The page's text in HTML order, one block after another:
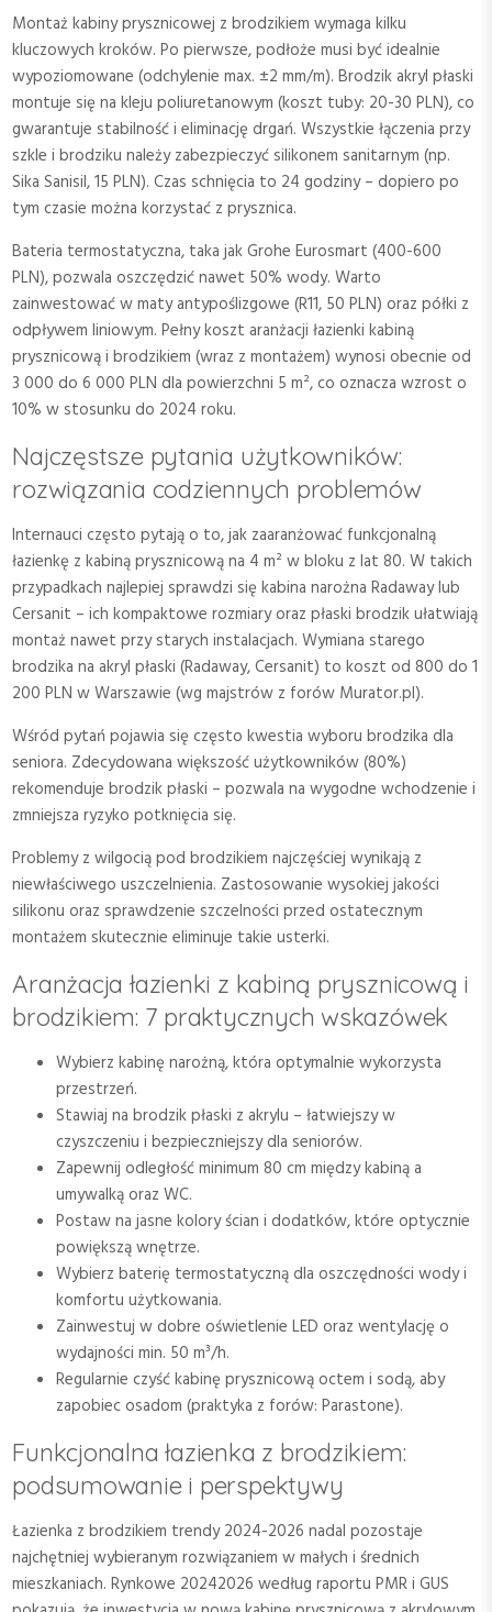
Montaż kabiny prysznicowej z brodzikiem wymaga kilku
kluczowych kroków. Po pierwsze, podłoże musi być idealnie
wypoziomowane (odchylenie max. ±2 mm/m). Brodzik akryl płaski
montuje się na kleju poliuretanowym (koszt tuby: 20-30 PLN), co
gwarantuje stabilność i eliminację drgań. Wszystkie łączenia przy
szkle i brodziku należy zabezpieczyć silikonem sanitarnym (np.
Sika Sanisil, 15 PLN). Czas schnięcia to 24 godziny – dopiero po
tym czasie można korzystać z prysznica.
Bateria termostatyczna, taka jak Grohe Eurosmart (400-600
PLN), pozwala oszczędzić nawet 50% wody. Warto
zainwestować w maty antypoślizgowe (R11, 50 PLN) oraz półki z
odpływem liniowym. Pełny koszt aranżacji łazienki kabiną
prysznicową i brodzikiem (wraz z montażem) wynosi obecnie od
3 000 do 6 000 PLN dla powierzchni 5 m², co oznacza wzrost o
10% w stosunku do 2024 roku.
Najczęstsze pytania użytkowników:
rozwiązania codziennych problemów
Internauci często pytają o to, jak zaaranżować funkcjonalną
łazienkę z kabiną prysznicową na 4 m² w bloku z lat 80. W takich
przypadkach najlepiej sprawdzi się kabina narożna Radaway lub
Cersanit – ich kompaktowe rozmiary oraz płaski brodzik ułatwiają
montaż nawet przy starych instalacjach. Wymiana starego
brodzika na akryl płaski (Radaway, Cersanit) to koszt od 800 do 1
200 PLN w Warszawie (wg majstrów z forów Murator.pl).
Wśród pytań pojawia się często kwestia wyboru brodzika dla
seniora. Zdecydowana większość użytkowników (80%)
rekomenduje brodzik płaski – pozwala na wygodne wchodzenie i
zmniejsza ryzyko potknięcia się.
Problemy z wilgocią pod brodzikiem najczęściej wynikają z
niewłaściwego uszczelnienia. Zastosowanie wysokiej jakości
silikonu oraz sprawdzenie szczelności przed ostatecznym
montażem skutecznie eliminuje takie usterki.
Aranżacja łazienki z kabiną prysznicową i
brodzikiem: 7 praktycznych wskazówek
Wybierz kabinę narożną, która optymalnie wykorzysta
przestrzeń.
Stawiaj na brodzik płaski z akrylu – łatwiejszy w
czyszczeniu i bezpieczniejszy dla seniorów.
Zapewnij odległość minimum 80 cm między kabiną a
umywalką oraz WC.
Postaw na jasne kolory ścian i dodatków, które optycznie
powiększą wnętrze.
Wybierz baterię termostatyczną dla oszczędności wody i
komfortu użytkowania.
Zainwestuj w dobre oświetlenie LED oraz wentylację o
wydajności min. 50 m³/h.
Regularnie czyść kabinę prysznicową octem i sodą, aby
zapobiec osadom (praktyka z forów: Parastone).
Funkcjonalna łazienka z brodzikiem:
podsumowanie i perspektywy
Łazienka z brodzikiem trendy 2024-2026 nadal pozostaje
najchętniej wybieranym rozwiązaniem w małych i średnich
mieszkaniach. Rynkowe 20242026 według raportu PMR i GUS